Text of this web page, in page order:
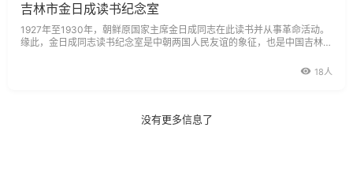
吉林市金日成读书纪念室
1927年至1930年，朝鲜原国家主席金日成同志在此读书并从事革命活动。
缘此，金日成同志读书纪念室是中朝两国人民友谊的象征，也是中国吉林对
之一。院内，松柏四季长青，全身戎装的金日成同志塑像巍然屹立在庭院中
18人
没有更多信息了